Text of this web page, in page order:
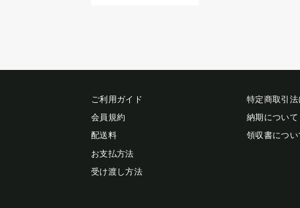
ご利用ガイド
会員規約
配送料
お支払方法
受け渡し方法
特定商取引
納期について
領収書につい